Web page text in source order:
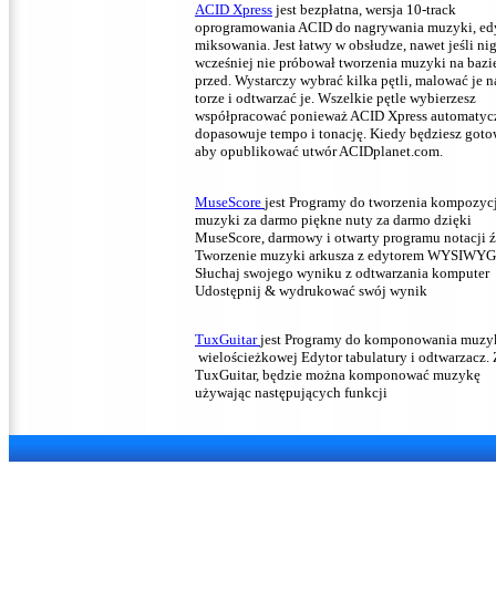
ACID Xpress jest bezpłatna, wersja 10-track
oprogramowania ACID do nagrywania muzyki,
miksowania. Jest łatwy w obsłudze, nawet jeśli
wcześniej nie próbował tworzenia muzyki na
przed. Wystarczy wybrać kilka pętli, malować je
torze i odtwarzać je. Wszelkie pętle wybierzesz
współpracować ponieważ ACID Xpress
dopasowuje tempo i tonację. Kiedy będziesz
aby opublikować utwór ACIDplanet.com.
MuseScore jest Programy do tworzenia
muzyki za darmo piękne nuty za darmo dzięki
MuseScore, darmowy i otwarty programu notacji
Tworzenie muzyki arkusza z edytorem WYSIWYG
Słuchaj swojego wyniku z odtwarzania komputer
Udostępnij & wydrukować swój wynik
TuxGuitarjest Programy do komponowania
wielościeżkowej Edytor tabulatury i odtwarzacz.
TuxGuitar, będzie można komponować muzykę
używając następujących funkcji